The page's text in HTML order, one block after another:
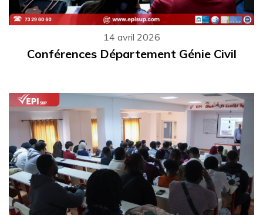
14 avril 2026
Conférences Département Génie Civil